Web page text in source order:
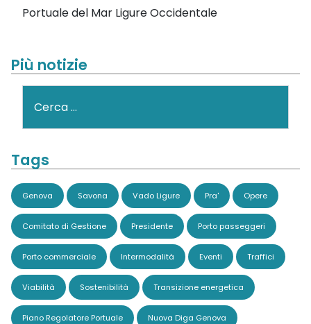
Portuale del Mar Ligure Occidentale
Più notizie
Tags
Genova Savona Vado Ligure Pra' Opere
Comitato di Gestione Presidente Porto passeggeri
Porto commerciale Intermodalità Eventi Traffici
Viabilità Sostenibilità Transizione energetica
Piano Regolatore Portuale Nuova Diga Genova